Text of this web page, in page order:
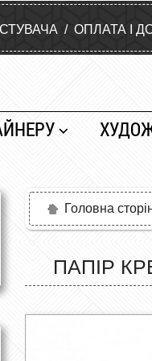
/ ОПЛАТА І
Головна
ПАПІР